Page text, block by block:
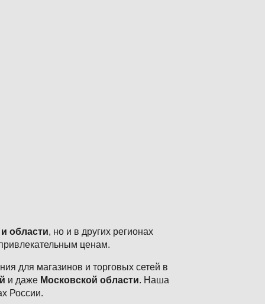
области, но и в других регионах
ценам.
для магазинов и торговых сетей в
и даже Московской области. Наша
России.